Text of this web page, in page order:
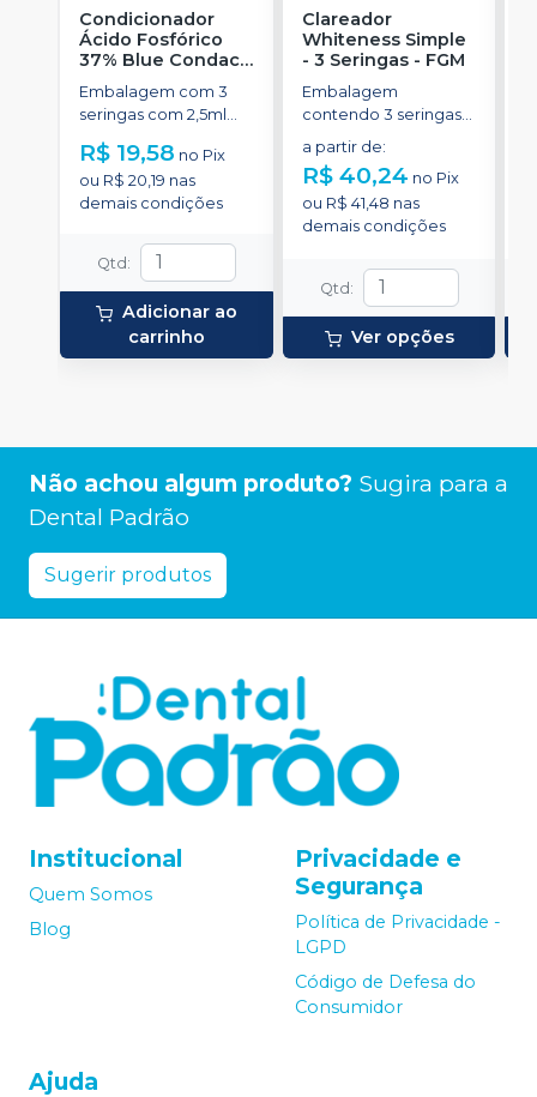
Condicionador
Ácido Fosfórico
37% Blue Condac-
FGM
Embalagem com 3
seringas com 2,5ml
cada uma e 3
ponteiras para
aplicação.
R$ 19,58 no Pix
ou R$ 20,19 nas
demais condições
Qtd:
Adicionar ao
carrinho
Clareador
Whiteness Simple
- 3 Seringas- FGM
Embalagem
contendo 3 seringas
com 3g de gel cada
uma.
a partir de:
R$ 40,24 no Pix
ou R$ 41,48 nas
demais condições
Qtd:
Ver opções
Não achou algum produto? Sugira para a
Dental Padrão
Sugerir produtos
Institucional
Quem Somos
Blog
Privacidade e
Segurança
Política de Privacidade -
LGPD
Código de Defesa do
Consumidor
Ajuda